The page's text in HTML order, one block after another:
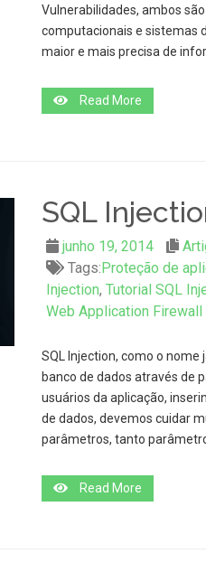
Vulnerabilidades, ambos
computacionais e sistemas
maior e mais precisa de
Read More
SQL
junho 19, 2014
Tags:Proteção de
Injection, Tutorial SQL
Web Application Firewall
SQL Injection, como o
banco de dados através de
usuários da aplicação,
de dados, devemos cuidar
parâmetros, tanto
Read More